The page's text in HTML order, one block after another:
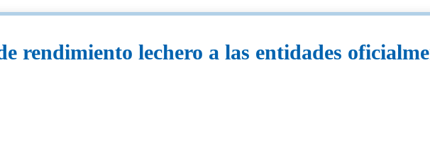
rendimiento lechero a las entidades